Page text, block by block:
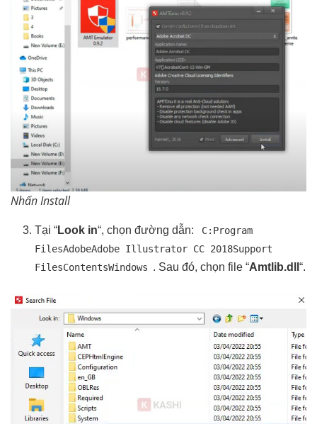
Nhấn Install
Tại “Look in“, chọn đường dẫn:
C:Program
FilesAdobeAdobe Illustrator CC 2018Support
FilesContentsWindows . Sau đó, chọn file “Amtlib.dll“.